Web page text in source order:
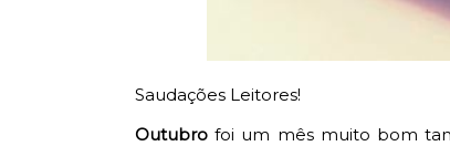
Saudações Leitores!
Outubro foi um mês muito bom